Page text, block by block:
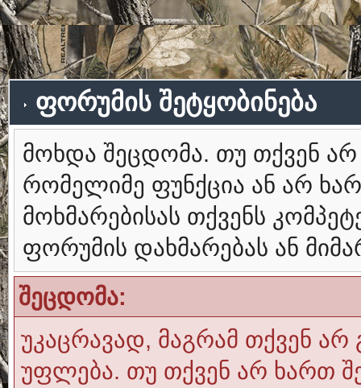
ფორუმის შეტყობინება
მოხდა შეცდომა. თუ თქვენ
რომელიმე ფუნქცია ან არ
მოხმარებისას თქვენს
ფორუმის დახმარებას ან
შეცდომა:
უკაცრავად, მაგრამ თქვენ არ
უფლება. თუ თქვენ არ ხართ